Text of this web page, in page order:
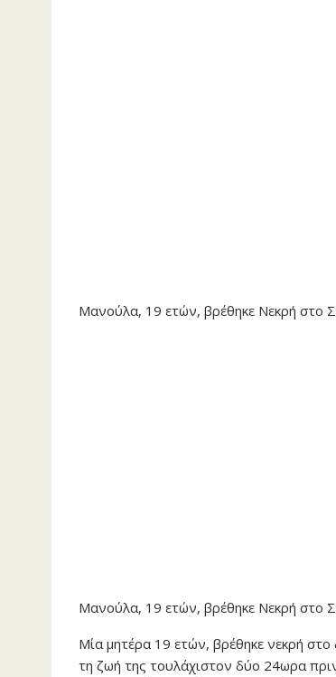
Μανούλα, 19 ετών, βρέθηκε Νεκρή στο
Μανούλα, 19 ετών, βρέθηκε Νεκρή στο
Μία μητέρα 19 ετών, βρέθηκε νεκρή
τη ζωή της τουλάχιστον δύο 24ωρα